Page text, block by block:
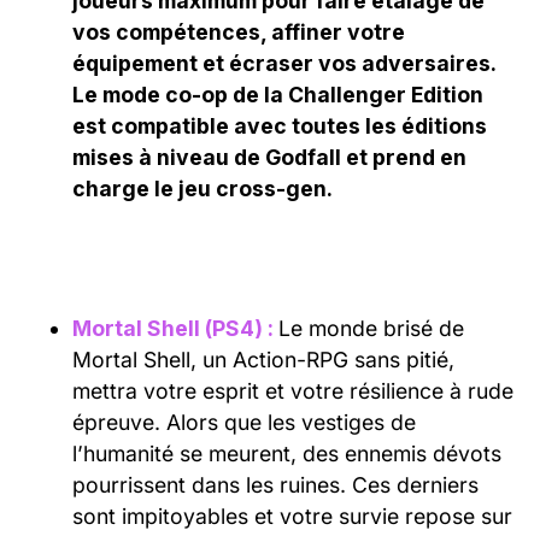
vos compétences, affiner votre
équipement et écraser vos adversaires.
Le mode co-op de la Challenger Edition
est compatible avec toutes les éditions
mises à niveau de Godfall et prend en
charge le jeu cross-gen.
Mortal Shell (PS4) : Le monde brisé de
Mortal Shell, un Action-RPG sans pitié,
mettra votre esprit et votre résilience à rude
épreuve. Alors que les vestiges de
l’humanité se meurent, des ennemis dévots
pourrissent dans les ruines. Ces derniers
sont impitoyables et votre survie repose sur